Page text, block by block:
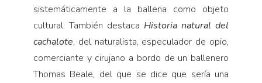
sistemáticamente a la ballena como objeto
cultural. También destaca Historia natural del
cachalote, del naturalista, especulador de opio,
comerciante y cirujano a bordo de un ballenero
Thomas Beale, del que se dice que sería una